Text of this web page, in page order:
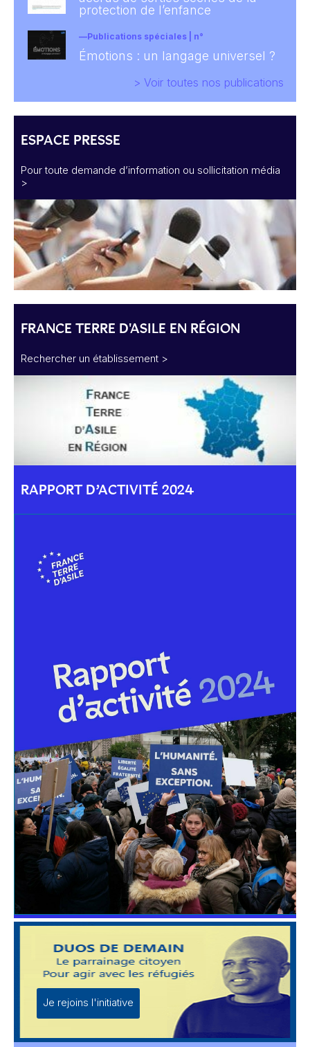
protection de l’enfance
Publications spéciales | n°
Émotions : un langage universel ?
> Voir toutes nos publications
ESPACE PRESSE
Pour toute demande d’information ou sollicitation média
>
FRANCE TERRE D'ASILE EN RÉGION
Rechercher un établissement >
RAPPORT D’ACTIVITÉ 2024
Je rejoins l'initiative